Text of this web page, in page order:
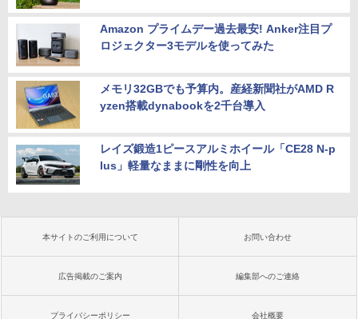
Amazon プライムデー過去最安! Anker注目プ
ロジェクター3モデルを使ってみた
メモリ32GBでも予算内。産経新聞社がAMD R
yzen搭載dynabookを2千台導入
レイズ鍛造1ピースアルミホイール「CE28 N-p
lus」軽量なままに剛性を向上
本サイトのご利用について お問い合わせ
広告掲載のご案内 編集部へのご連絡
プライバシーポリシー 会社概要